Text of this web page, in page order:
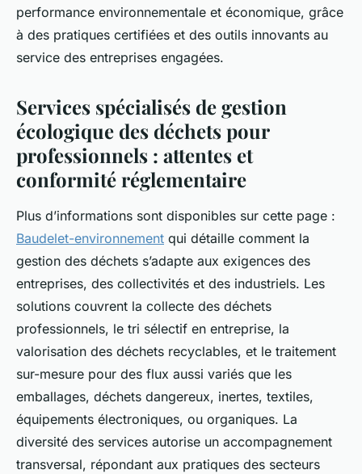
performance environnementale et économique, grâce
à des pratiques certifiées et des outils innovants au
service des entreprises engagées.
Services spécialisés de gestion
écologique des déchets pour
professionnels : attentes et
conformité réglementaire
Plus d’informations sont disponibles sur cette page :
Baudelet-environnement qui détaille comment la
gestion des déchets s’adapte aux exigences des
entreprises, des collectivités et des industriels. Les
solutions couvrent la collecte des déchets
professionnels, le tri sélectif en entreprise, la
valorisation des déchets recyclables, et le traitement
sur-mesure pour des flux aussi variés que les
emballages, déchets dangereux, inertes, textiles,
équipements électroniques, ou organiques. La
diversité des services autorise un accompagnement
transversal, répondant aux pratiques des secteurs